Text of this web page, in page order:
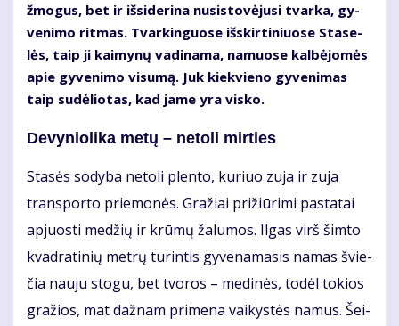
žmo­gus, bet ir iš­si­de­ri­na nu­si­sto­vė­ju­si tvar­ka, gy­
ve­ni­mo rit­mas. Tvar­kin­guo­se iš­skir­ti­niuo­se Sta­se­
lės, taip ji kai­my­nų va­di­na­ma, na­muo­se kal­bė­jo­mės
apie gy­ve­ni­mo vi­su­mą. Juk kiek­vie­no gy­ve­ni­mas
taip su­dė­lio­tas, kad ja­me yra vis­ko.
De­vy­nio­li­ka me­tų – ne­to­li mir­ties
Sta­sės so­dy­ba ne­to­li plen­to, ku­riuo zu­ja ir zu­ja
trans­por­to prie­mo­nės. Gra­žiai pri­žiū­ri­mi pa­sta­tai
ap­juos­ti me­džių ir krū­mų ža­lu­mos. Il­gas virš šim­to
kvad­ra­ti­nių met­rų tu­rin­tis gy­ve­na­ma­sis na­mas švie­
čia nau­ju sto­gu, bet tvo­ros – me­di­nės, to­dėl to­kios
gra­žios, mat daž­nam pri­me­na vai­kys­tės na­mus. Šei­